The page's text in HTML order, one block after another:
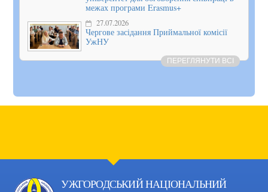
межах програми Erasmus+
27.07.2026
Чергове засідання Приймальної комісії
УжНУ
ПЕРЕГЛЯНУТИ ВСІ
УЖГОРОДСЬКИЙ НАЦІОНАЛЬНИЙ